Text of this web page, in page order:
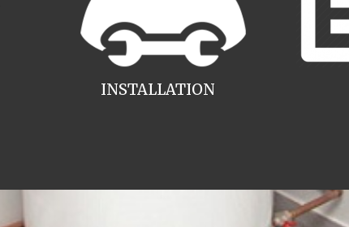
INSTALLATION